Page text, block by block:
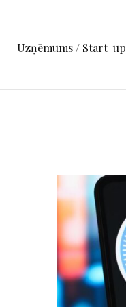
Uzņēmums / Start-up